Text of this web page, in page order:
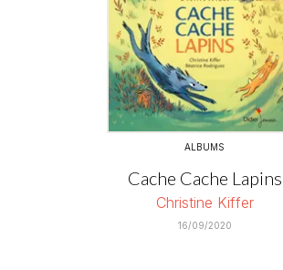
ALBUMS
Cache Cache Lapins
Christine Kiffer
16/09/2020